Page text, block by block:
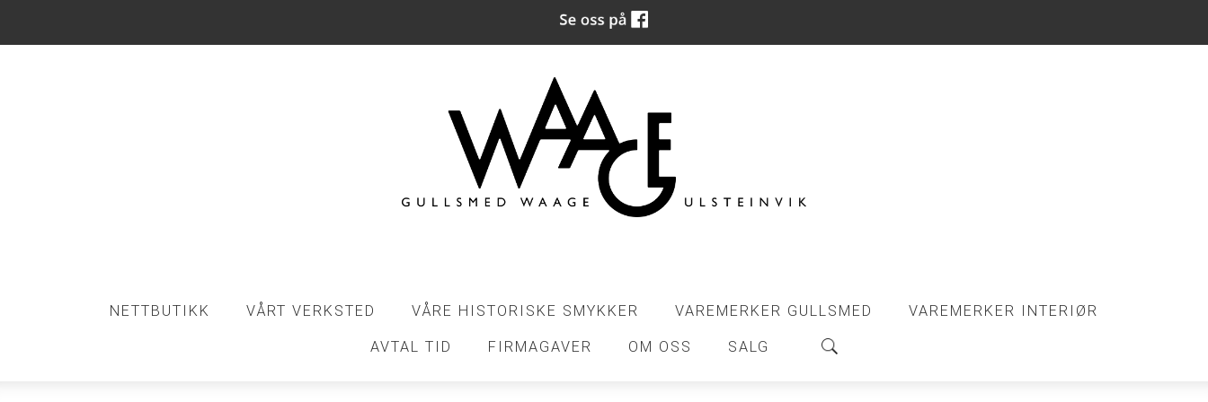
NETTBUTIKK VÅRT VERKSTED VÅRE HISTORISKE SMYKKER VAREMERKER GULLSMED VAREMERKER INTERIØR
AVTAL TID FIRMAGAVER OM OSS SALG